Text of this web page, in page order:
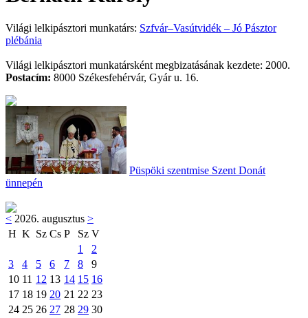
Világi lelkipásztori munkatárs: Szfvár–Vasútvidék – Jó Pásztor
plébánia
Világi lelkipásztori munkatársként megbizatásának kezdete: 2000.
Postacím: 8000 Székesfehérvár, Gyár u. 16.
Püspöki szentmise Szent Donát
ünnepén
< 2026. augusztus >
H K Sz Cs P Sz V
1
2
3
4 5 6 7 8
9
10 11 12 13 14 15 16
17 18 19 20 21 22 23
24 25 26 27 28 29 30